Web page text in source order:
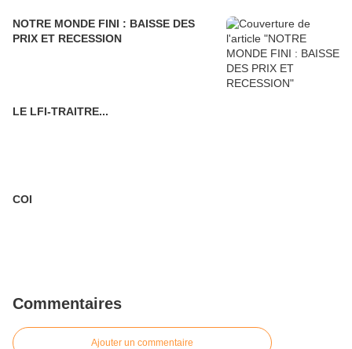
NOTRE MONDE FINI : BAISSE DES
PRIX ET RECESSION
LE LFI-TRAITRE...
COI
Commentaires
Ajouter un commentaire